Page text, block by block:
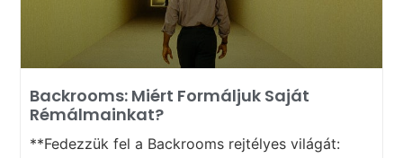
Backrooms: Miért Formáljuk Saját
Rémálmainkat?
**Fedezzük fel a Backrooms rejtélyes világát: